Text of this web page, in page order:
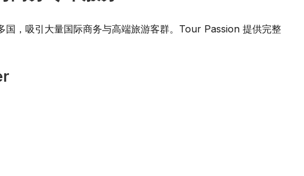
，吸引大量国际商务与高端旅游客群。Tour Passion 提供完整